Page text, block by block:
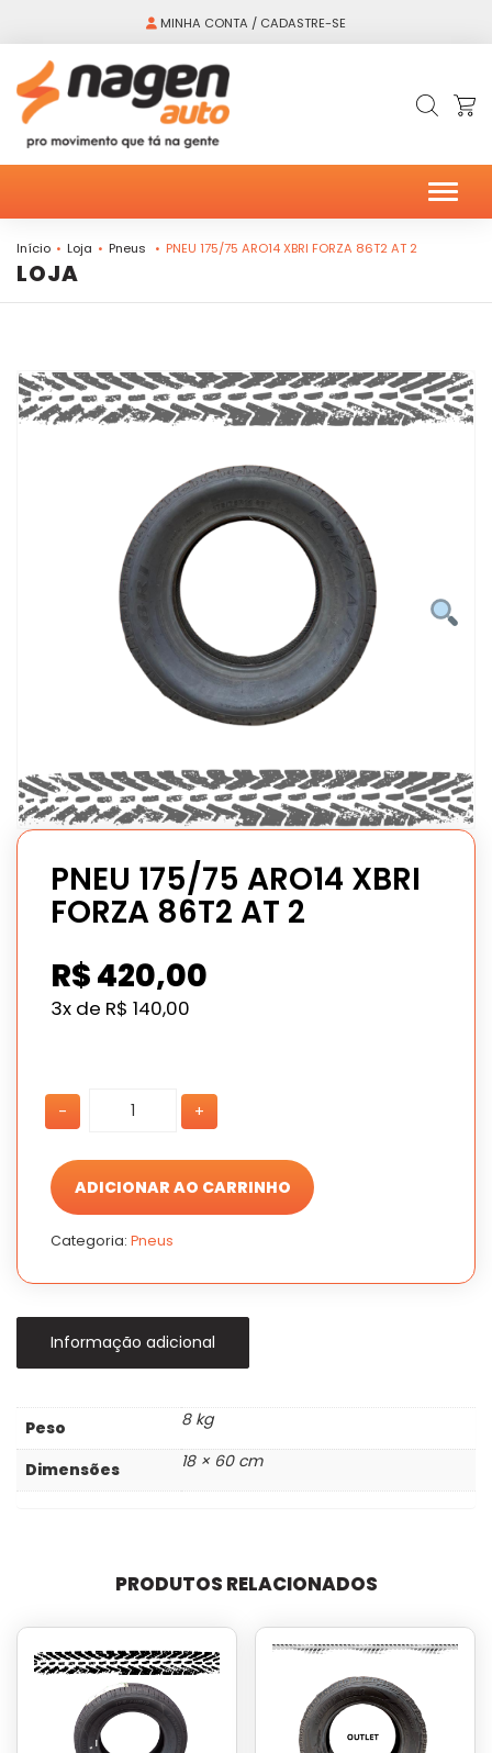
MINHA CONTA / CADASTRE-SE
Início Loja Pneus PNEU 175/75 ARO14 XBRI FORZA 86T2 AT 2
LOJA
PNEU 175/75 ARO14 XBRI
FORZA 86T2 AT 2
R$420,00
3x de R$ 140,00
PNEU
175/75
XBRI
FORZA
86T2
AT
2
PNEU
175/75
XBRI
FORZA
86T2
AT
2
+
-
ADICIONAR AO CARRINHO
Categoria: Pneus
Informação adicional
Peso 8 kg
Dimensões 18 × 60 cm
PRODUTOS RELACIONADOS